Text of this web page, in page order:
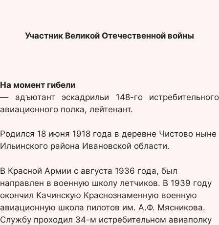
Участник Великой Отечественной войны
На момент гибели
— адъютант эскадрильи 148-го истребительного
авиационного полка, лейтенант.
Родился 18 июня 1918 года в деревне Чистово ныне
Ильинского района Ивановской области.
В Красной Армии с августа 1936 года, был
направлен в военную школу летчиков. В 1939 году
окончил Качинскую Краснознаменную военную
авиационную школа пилотов им. А.Ф. Мясникова.
Службу проходил 34-м истребительном авиаполку